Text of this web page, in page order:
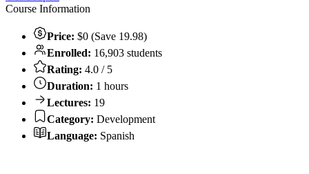
Course Information
Price: $0 (Save 19.98)
Enrolled: 16,903 students
Rating: 4.0 / 5
Duration: 1 hours
Lectures: 19
Category: Development
Language: Spanish